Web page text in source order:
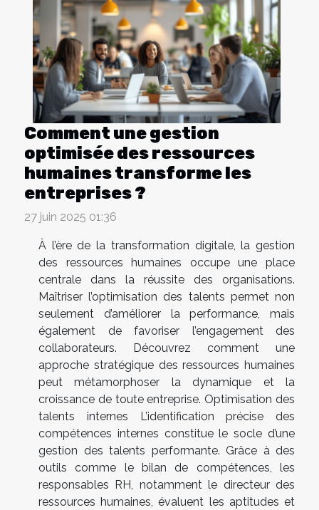
Comment une gestion
optimisée des ressources
humaines transforme les
entreprises ?
27 juin 2025 01:36
À l’ère de la transformation digitale, la gestion
des ressources humaines occupe une place
centrale dans la réussite des organisations.
Maîtriser l’optimisation des talents permet non
seulement d’améliorer la performance, mais
également de favoriser l’engagement des
collaborateurs. Découvrez comment une
approche stratégique des ressources humaines
peut métamorphoser la dynamique et la
croissance de toute entreprise. Optimisation des
talents internes L’identification précise des
compétences internes constitue le socle d’une
gestion des talents performante. Grâce à des
outils comme le bilan de compétences, les
responsables RH, notamment le directeur des
ressources humaines, évaluent les aptitudes et